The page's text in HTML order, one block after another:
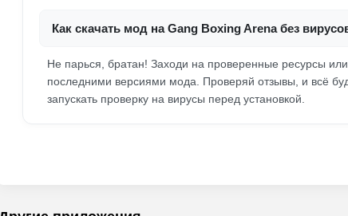
Как скачать мод на Gang Boxing Arena без
Не парься, братан! Заходи на проверенные ресурсы
последними версиями мода. Проверяй отзывы, и всё
запускать проверку на вирусы перед установкой.